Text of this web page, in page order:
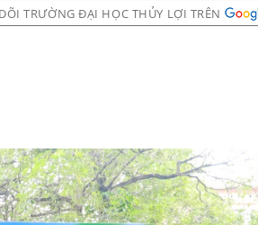
TRƯỜNG ĐẠI HỌC THỦY LỢI TRÊN